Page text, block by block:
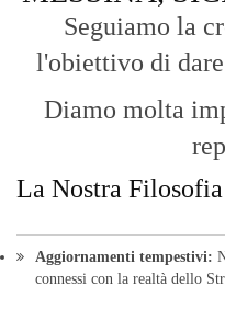
Seguiamo la
l'obiettivo di
Diamo molta
La Nostra Filosofia
Aggiornamenti tempestivi:
connessi con la realtà dello